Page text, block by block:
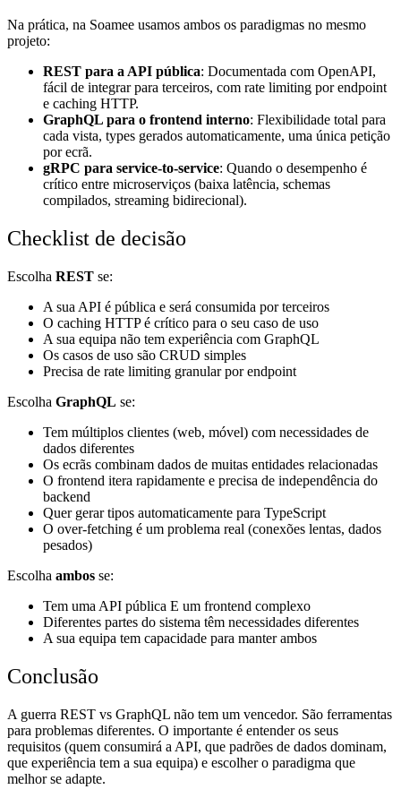
Na prática, na Soamee usamos ambos os paradigmas no mesmo
projeto:
REST para a API pública: Documentada com OpenAPI,
fácil de integrar para terceiros, com rate limiting por endpoint
e caching HTTP.
GraphQL para o frontend interno: Flexibilidade total para
cada vista, types gerados automaticamente, uma única petição
por ecrã.
gRPC para service-to-service: Quando o desempenho é
crítico entre microserviços (baixa latência, schemas
compilados, streaming bidirecional).
Checklist de decisão
Escolha REST se:
A sua API é pública e será consumida por terceiros
O caching HTTP é crítico para o seu caso de uso
A sua equipa não tem experiência com GraphQL
Os casos de uso são CRUD simples
Precisa de rate limiting granular por endpoint
Escolha GraphQL se:
Tem múltiplos clientes (web, móvel) com necessidades de
dados diferentes
Os ecrãs combinam dados de muitas entidades relacionadas
O frontend itera rapidamente e precisa de independência do
backend
Quer gerar tipos automaticamente para TypeScript
O over-fetching é um problema real (conexões lentas, dados
pesados)
Escolha ambos se:
Tem uma API pública E um frontend complexo
Diferentes partes do sistema têm necessidades diferentes
A sua equipa tem capacidade para manter ambos
Conclusão
A guerra REST vs GraphQL não tem um vencedor. São ferramentas
para problemas diferentes. O importante é entender os seus
requisitos (quem consumirá a API, que padrões de dados dominam,
que experiência tem a sua equipa) e escolher o paradigma que
melhor se adapte.